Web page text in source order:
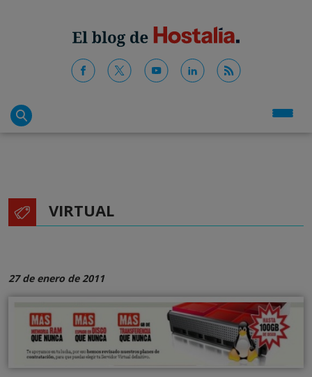
VIRTUAL
27 de enero de 2011